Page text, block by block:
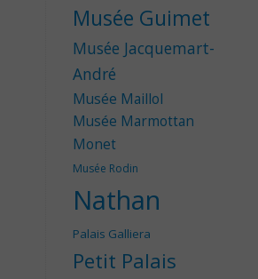
Musée Guimet
Musée Jacquemart-
André
Musée Maillol
Musée Marmottan
Monet
Musée Rodin
Nathan
Palais Galliera
Petit Palais